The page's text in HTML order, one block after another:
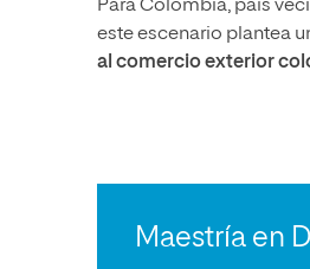
Para Colombia, país
este escenario plantea
al comercio exterior
Maestría en